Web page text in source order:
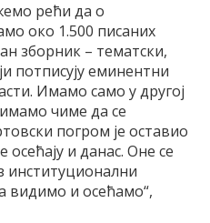
рећи да о
око 1.500 писаних
зборник – тематски,
потписују еминентни
Имамо само у другој
чиме да се
погром је оставио
осећају и данас. Оне се
институционални
видимо и осећамо“,